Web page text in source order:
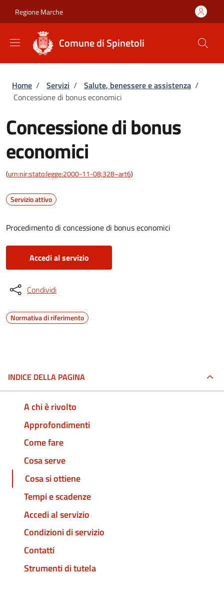
Regione Marche
Comune di Spinetoli
Briciole di pane
Home / Servizi / Salute, benessere e assistenza /
Concessione di bonus economici
Concessione di bonus
economici
(urn:nir:stato:legge:2000-11-08;328~art6)
Servizio attivo
Procedimento di concessione di bonus economici
Accedi al servizio
Condividi
Normativa di riferimento
INDICE DELLA PAGINA
A chi è rivolto
Approfondimenti
Come fare
Cosa serve
Cosa si ottiene
Tempi e scadenze
Accedi al servizio
Condizioni di servizio
Contatti
Strumenti di tutela